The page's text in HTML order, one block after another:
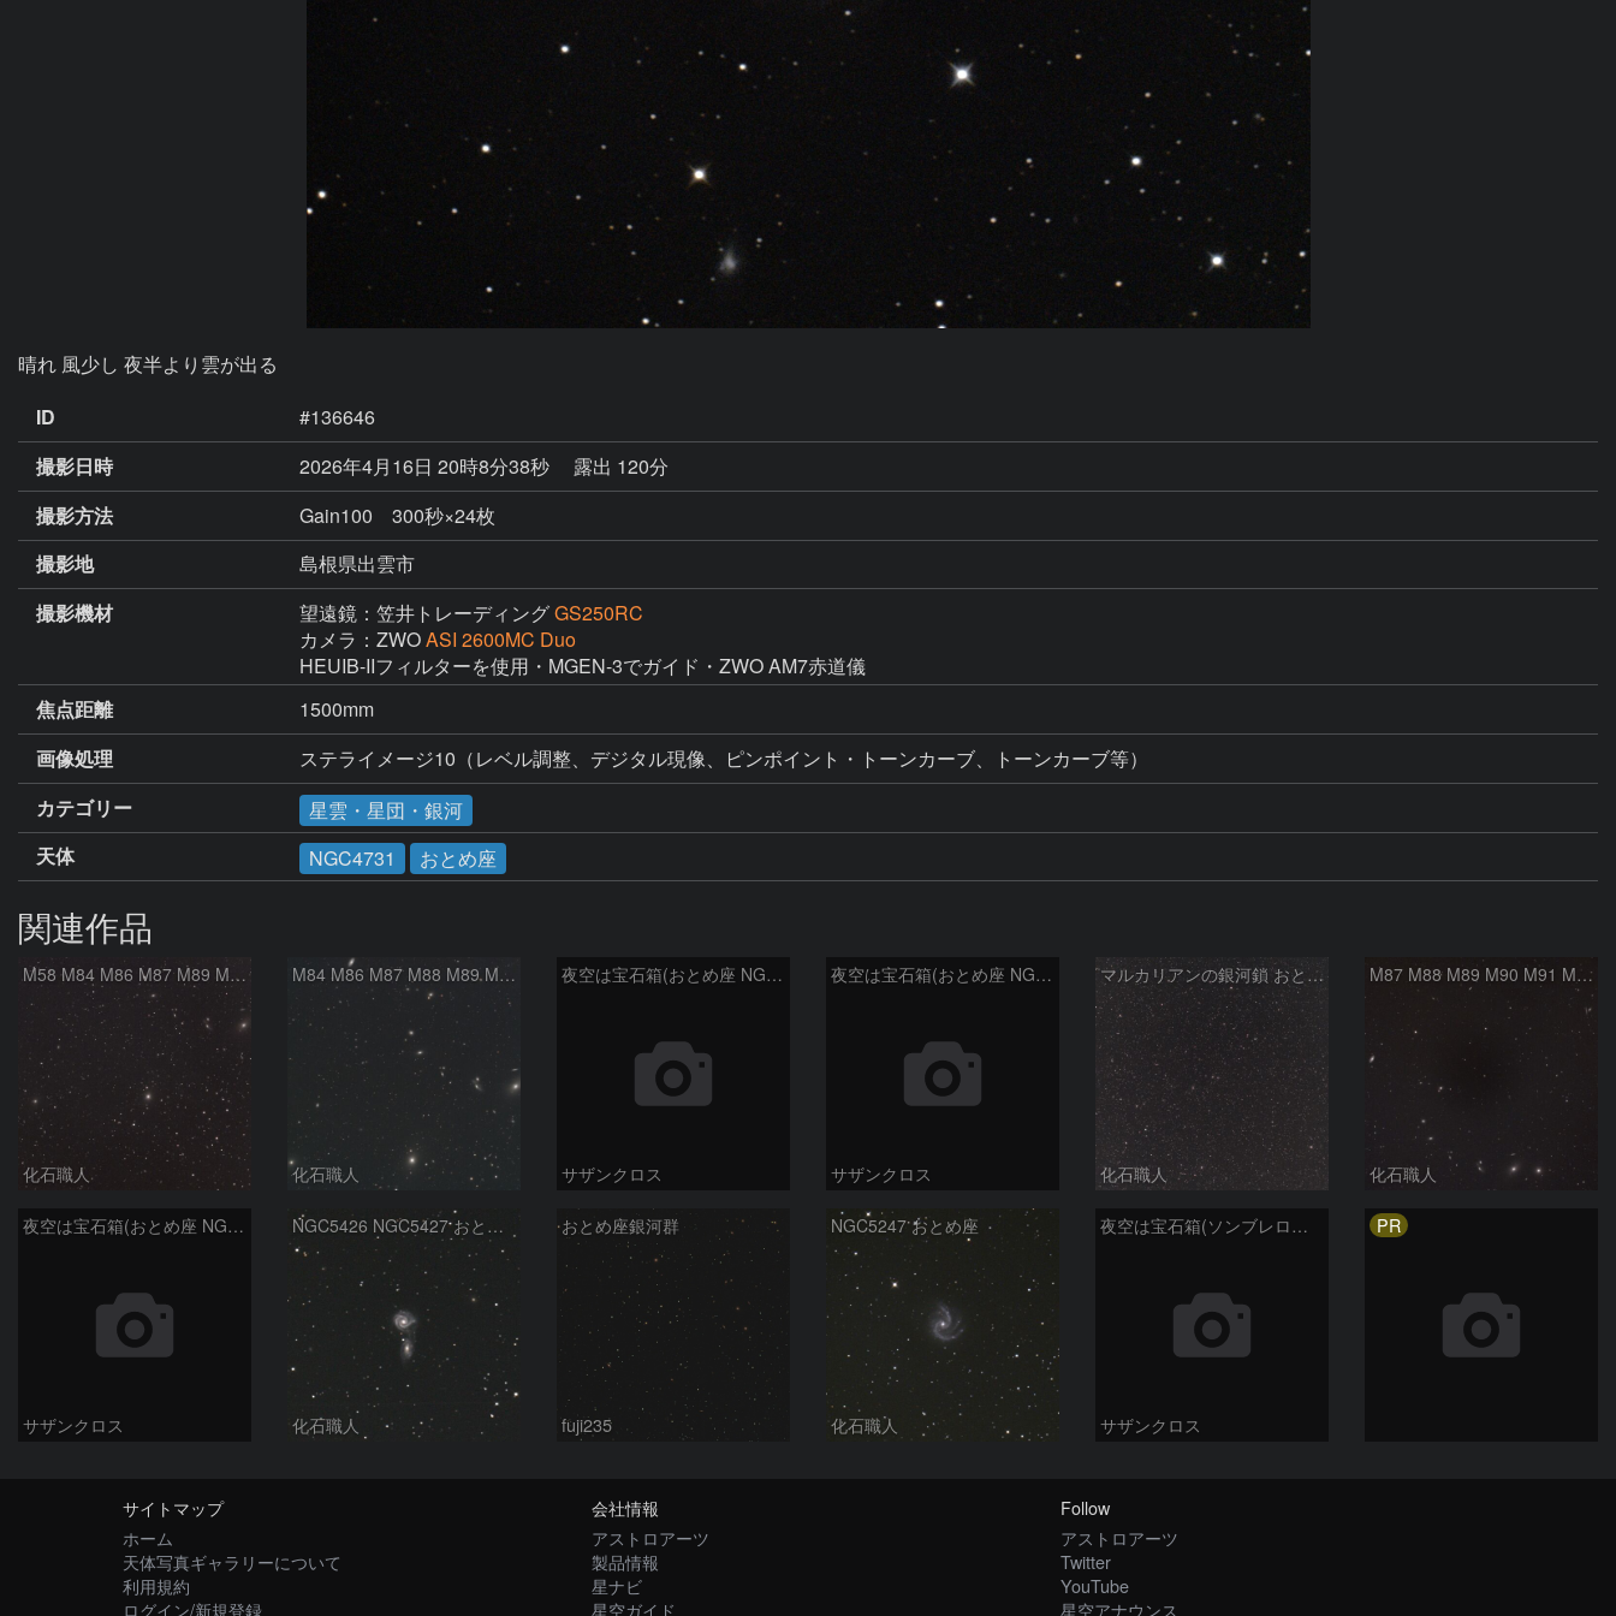
晴れ 風少し 夜半より雲が出る
ID
#136646
撮影日時
2026年4月16日 20時8分38秒
露出 120分
撮影方法
Gain100 300秒×24枚
撮影地
島根県出雲市
撮影機材
望遠鏡：笠井トレーディングGS250RC
カメラ：ZWOASI 2600MC Duo
焦点距離
1500mm
画像処理
ステライメージ10（レベル調整、デジタル現像、ピンポイント・トーンカーブ、トーンカーブ等）
カテゴリー
星雲・星団・銀河
天体
NGC4731 おとめ座
関連作品
M58 M84 M86 M87 M89 M90 マルカリアンの銀河鎖 おとめ座 かみのけ座
化石職人
M84 M86 M87 M88 M89 M90 M91 マルカリアンの銀河鎖 おとめ座 かみのけ座
化石職人
夜空は宝石箱(おとめ座 NGC5566) Seestar50
サザンクロス
夜空は宝石箱(おとめ座 NGC5746) Seestar50
サザンクロス
マルカリアンの銀河鎖 おとめ座・ かみのけ座の銀河
化石職人
M87 M88 M89 M90 M91 M100 マルカリアンの銀河鎖 おとめ座 かみのけ座
化石職人
夜空は宝石箱(おとめ座 NGC5746) Seestar50
サザンクロス
NGC5426 NGC5427 おとめ座
化石職人
おとめ座銀河群
fuji235
NGC5247 おとめ座
化石職人
夜空は宝石箱(ソンブレロ銀河 M104) Seestar50
サザンクロス
PR
サイトマップ
ホーム
天体写真ギャラリーについて
利用規約
ログイン/新規登録
会社情報
アストロアーツ
製品情報
星ナビ
星空ガイド
Follow
アストロアーツ
Twitter
YouTube
星空アナウンス